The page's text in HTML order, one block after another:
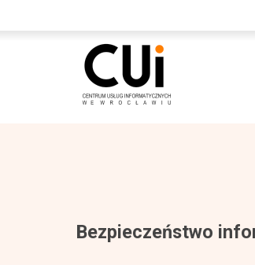
Bezpieczeństwo